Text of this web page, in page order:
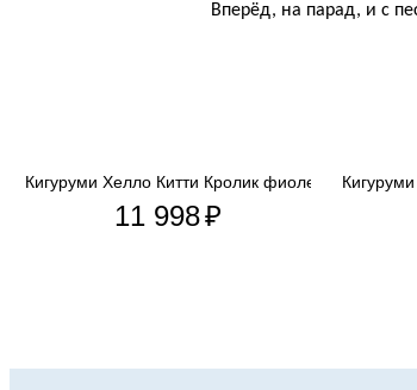
Вперёд, на парад, и с
Кигуруми Хелло Китти Кролик фиолетовый
11 998₽